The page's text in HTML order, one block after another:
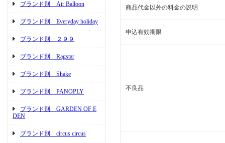
ブランド別 Air Balloon
ブランド別 Everyday holiday
ブランド別 ２９９
ブランド別 Ragstar
ブランド別 Shake
ブランド別 PANOPLY
ブランド別 GARDEN OF E
DEN
ブランド別 circus circus
商品代金以外の料金の説明
申込有効期限
不良品